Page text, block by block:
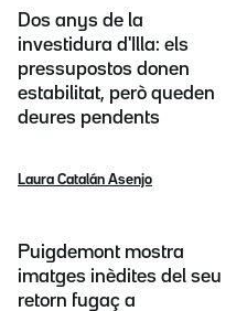
Dos anys de la
investidura d'Illa: els
pressupostos donen
estabilitat, però queden
deures pendents
Laura Catalán Asenjo
Puigdemont mostra
imatges inèdites del seu
retorn fugaç a